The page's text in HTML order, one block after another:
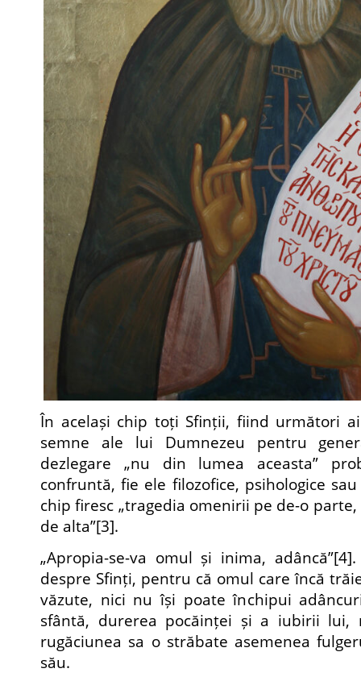
În același chip toți Sfinții, fiind următori
semne ale lui Dumnezeu pentru
dezlegare „nu din lumea aceasta”
confruntă, fie ele filozofice, psihologice
chip firesc „tragedia omenirii pe de-o
de alta”[3].
„Apropia-se-va omul și inima, adâncă”[4]
despre Sfinți, pentru că omul care încă
văzute, nici nu își poate închipui
sfântă, durerea pocăinței și a iubirii lui,
rugăciunea sa o străbate asemenea
său.